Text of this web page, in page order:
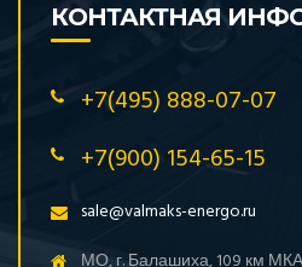
КОНТАКТНАЯ
+7(495) 888-07-07
+7(900) 154-65-15
sale@valmaks-energo.ru
МО, г. Балашиха, 109 км